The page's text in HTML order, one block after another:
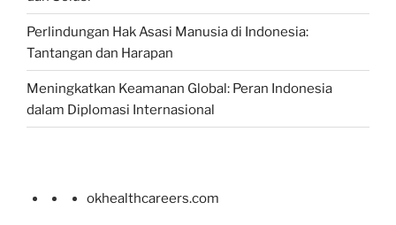
Perlindungan Hak Asasi Manusia di Indonesia:
Tantangan dan Harapan
Meningkatkan Keamanan Global: Peran Indonesia
dalam Diplomasi Internasional
okhealthcareers.com